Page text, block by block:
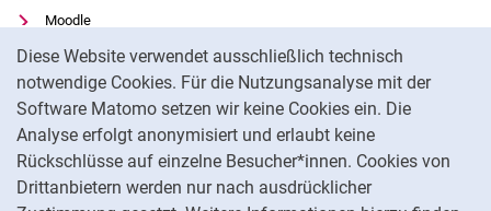
Diese Website verwendet ausschließlich technisch
notwendige Cookies. Für die Nutzungsanalyse mit der
Software Matomo setzen wir keine Cookies ein. Die
Analyse erfolgt anonymisiert und erlaubt keine
Rückschlüsse auf einzelne Besucher*innen. Cookies von
Drittanbietern werden nur nach ausdrücklicher
Moodle
Panopto
Universitätsbibliothek
Datenschutz
Barrierefreiheit
Transparenter KI-Einsatz